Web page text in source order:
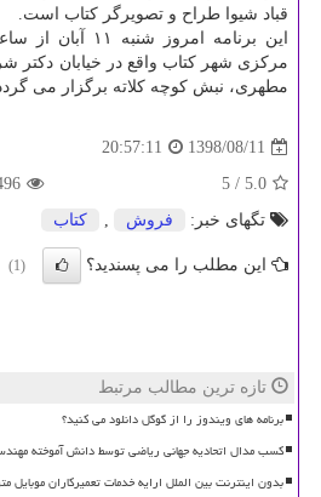
قباد شیوا طراح و تصویرگر كتاب است.
مركزی شهر كتاب واقع در خیابان دكتر
مطهری، نبش كوچه كلاته برگزار می
1398/08/11
20:57:11
5.0
/ 5
تگهای خبر:
فروش , كتاب
این مطلب را می پسندید؟ (1)
تازه ترین مطالب مرتبط
برنامه های ویندوز را از گوگل دانلود می کنید؟
کسب مدال اتحادیه جهانی ریاضی توسط دانش آموخته
بدون اینترنت بین الملل ارایه خدمات تعمیرکاران